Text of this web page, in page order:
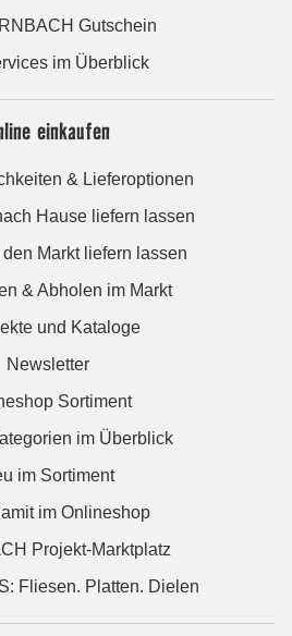
Gutschein
im Überblick
einkaufen
& Lieferoptionen
Hause liefern lassen
Markt liefern lassen
& Abholen im Markt
und Kataloge
Newsletter
Sortiment
im Überblick
im Sortiment
im Onlineshop
Projekt-Marktplatz
Fliesen. Platten. Dielen